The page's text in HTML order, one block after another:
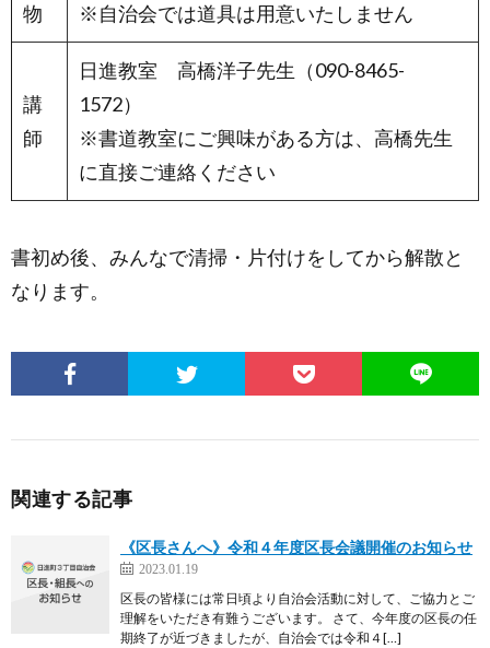
物
※自治会では道具は用意いたしません
講
師
日進教室 高橋洋子先生（090-8465-
1572）
※書道教室にご興味がある方は、高橋先生
に直接ご連絡ください
書初め後、みんなで清掃・片付けをしてから解散と
なります。
関連する記事
《区長さんへ》令和４年度区長会議開催のお知らせ
2023.01.19
区長の皆様には常日頃より自治会活動に対して、ご協力とご
理解をいただき有難うございます。 さて、今年度の区長の任
期終了が近づきましたが、自治会では令和４[…]